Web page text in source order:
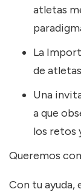
atletas
La
de
Una
a que
los retos
Queremos
Con tu ayuda,